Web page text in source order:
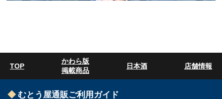
TOP
かわら版
掲載商品
日本酒 店舗情報
むとう屋通販ご利用ガイド